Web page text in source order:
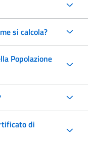
si calcola?
Popolazione
di